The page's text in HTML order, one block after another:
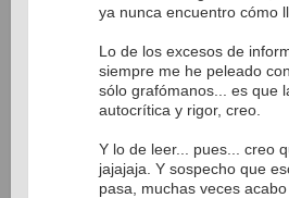
ya nunca encuentro cómo
Lo de los excesos de
siempre me he peleado
sólo grafómanos... es que
autocrítica y rigor, creo.
Y lo de leer... pues... creo
jajajaja. Y sospecho que
pasa, muchas veces